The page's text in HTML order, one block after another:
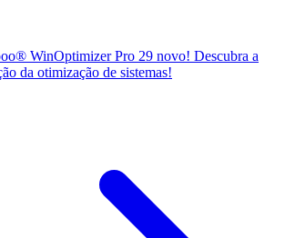
® WinOptimizer Pro 29 novo! Descubra a
da otimização de sistemas!